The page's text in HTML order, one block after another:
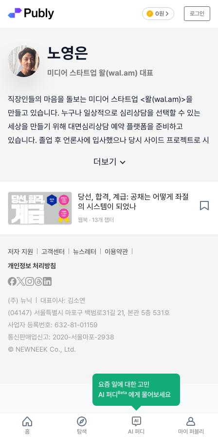
0원 로그인
노영은
미디어 스타트업 왈(wal.am) 대표
직장인들의 마음을 돌보는 미디어 스타트업 <왈(wal.am)>을
만들고 있습니다. 누구나 일상적으로 심리상담을 선택할 수 있는
세상을 만들기 위해 대면심리상담 예약 플랫폼을 준비하고
있습니다. 졸업 후 언론사에 입사했으나 당시 사이드 프로젝트로 시
더보기
당선, 합격, 계급: 공채는 어떻게 좌절
의 시스템이 되었나
웹북 · 13개 챕터
저자 지원 고객센터 뉴스레터
이용약관
개인정보 처리방침
(주) 뉴닉
대표이사: 김소연
(04147) 서울특별시 마포구 백범로31길 21, 본관 5층 531호
사업자 등록번호: 632-81-01159
통신판매업신고: 2020-서울마포-2938
© NEWNEEK Co., Ltd.
홈 탐색
요즘 일에 대한 고민
AI 퍼디Beta 에게 물어보세요
AI 퍼디 마이 퍼블리